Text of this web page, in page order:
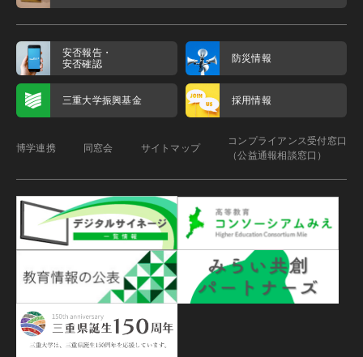
安否報告・
安否確認
防災情報
三重大学振興基金 採用情報
博学連携 同窓会 サイトマップ
コンプライアンス受付窓口
（公益通報相談窓口）